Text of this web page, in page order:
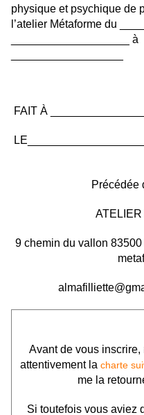
physique et psychique de
l’atelier Métaforme du
___________________ à
FAIT À
Précédée
9 chemin du vallon
Avant de vous
attentivement la charte
me la
Si toutefois vous aviez